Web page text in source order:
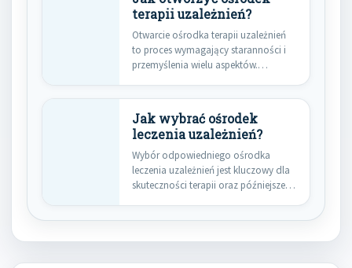
terapii uzależnień?
Otwarcie ośrodka terapii uzależnień
to proces wymagający staranności i
przemyślenia wielu aspektów.
Jak wybrać ośrodek
leczenia uzależnień?
Wybór odpowiedniego ośrodka
leczenia uzależnień jest kluczowy dla
skuteczności terapii oraz późniejszego